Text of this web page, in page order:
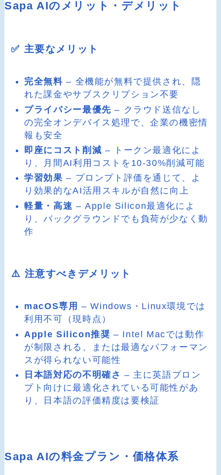
Sapa AIのメリット・デメリット
✅ 主要なメリット
完全無料 – 全機能が無料で提供され、隠
れた課金やサブスクリプション不要
プライバシー最優先 – クラウド送信なし
の完全オンデバイス処理で、企業の機密情
報も安全
即座にコスト削減 – トークン最適化によ
り、月間AI利用コストを10-30%削減可能
学習効果 – プロンプト評価を通じて、よ
り効果的なAI活用スキルが自然に向上
軽量・高速 – Apple Silicon最適化によ
り、バックグラウンドでも負荷が少なく動
作
⚠️ 注意すべきデメリット
macOS専用 – Windows・Linux環境では
利用不可（現時点）
Apple Silicon推奨 – Intel Macでは動作
が制限される、または最適なパフォーマン
スが得られない可能性
日本語対応の不明確さ – 主に英語プロン
プト向けに最適化されている可能性があ
り、日本語の評価精度は要検証
Sapa AIの料金プラン・価格体系